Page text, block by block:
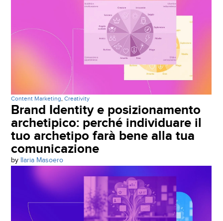
Content Marketing,Creativity
Brand Identity e posizionamento
archetipico: perché individuare il
tuo archetipo farà bene alla tua
comunicazione
by Ilaria Masoero